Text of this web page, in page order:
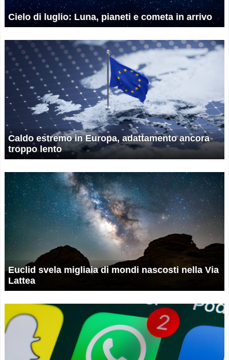
Cielo di luglio: Luna, pianeti e cometa in arrivo
Caldo estremo in Europa, adattamento ancora
troppo lento
Euclid svela migliaia di mondi nascosti nella Via
Lattea